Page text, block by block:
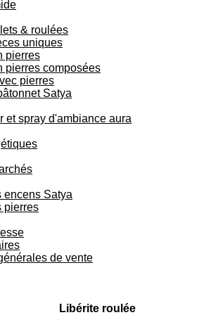
& roulées
uniques
pierres
pierres composées
pierres
Satya
et spray d'ambiance aura
encens Satya
pierres
de vente
Libérite roulée